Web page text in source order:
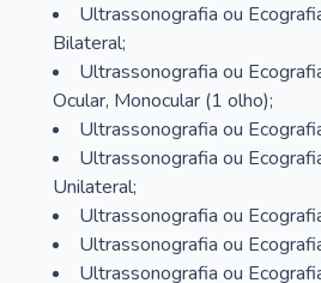
Ultrassonografia ou
Bilateral;
Ultrassonografia ou
Ocular, Monocular (1 olho);
Ultrassonografia ou
Ultrassonografia ou
Unilateral;
Ultrassonografia ou
Ultrassonografia ou
Ultrassonografia ou